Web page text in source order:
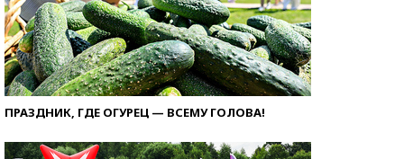
ПРАЗДНИК, ГДЕ ОГУРЕЦ — ВСЕМУ ГОЛОВА!